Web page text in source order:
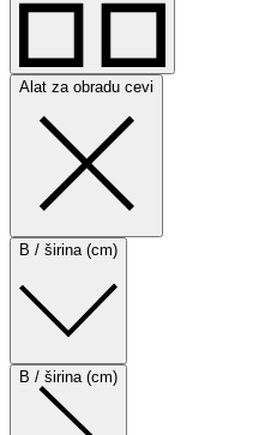
Alat za obradu cevi
B / širina (cm)
B / širina (cm)